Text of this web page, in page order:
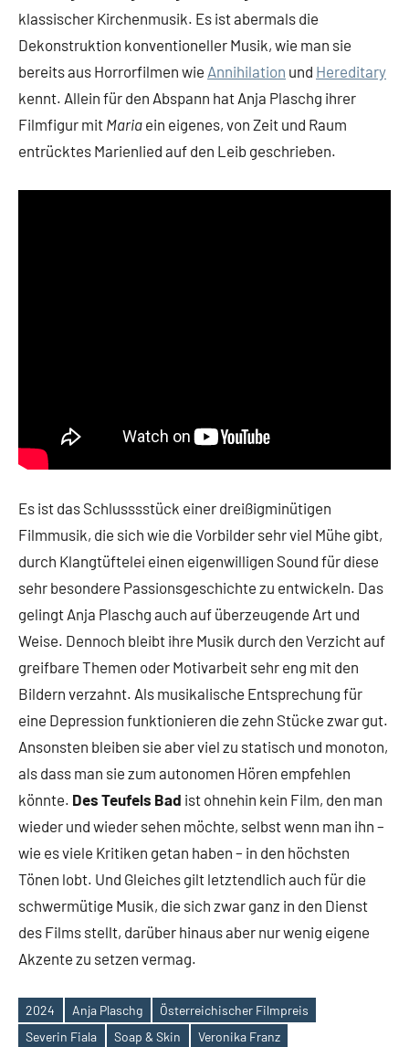
klassischer Kirchenmusik. Es ist abermals die
Dekonstruktion konventioneller Musik, wie man sie
bereits aus Horrorfilmen wie Annihilation und Hereditary
kennt. Allein für den Abspann hat Anja Plaschg ihrer
Filmfigur mit Maria ein eigenes, von Zeit und Raum
entrücktes Marienlied auf den Leib geschrieben.
Es ist das Schlusssstück einer dreißigminütigen
Filmmusik, die sich wie die Vorbilder sehr viel Mühe gibt,
durch Klangtüftelei einen eigenwilligen Sound für diese
sehr besondere Passionsgeschichte zu entwickeln. Das
gelingt Anja Plaschg auch auf überzeugende Art und
Weise. Dennoch bleibt ihre Musik durch den Verzicht auf
greifbare Themen oder Motivarbeit sehr eng mit den
Bildern verzahnt. Als musikalische Entsprechung für
eine Depression funktionieren die zehn Stücke zwar gut.
Ansonsten bleiben sie aber viel zu statisch und monoton,
als dass man sie zum autonomen Hören empfehlen
könnte. Des Teufels Bad ist ohnehin kein Film, den man
wieder und wieder sehen möchte, selbst wenn man ihn –
wie es viele Kritiken getan haben – in den höchsten
Tönen lobt. Und Gleiches gilt letztendlich auch für die
schwermütige Musik, die sich zwar ganz in den Dienst
des Films stellt, darüber hinaus aber nur wenig eigene
Akzente zu setzen vermag.
Schlagwörter
2024 Anja Plaschg
Österreichischer Filmpreis
Severin Fiala
Soap & Skin Veronika Franz